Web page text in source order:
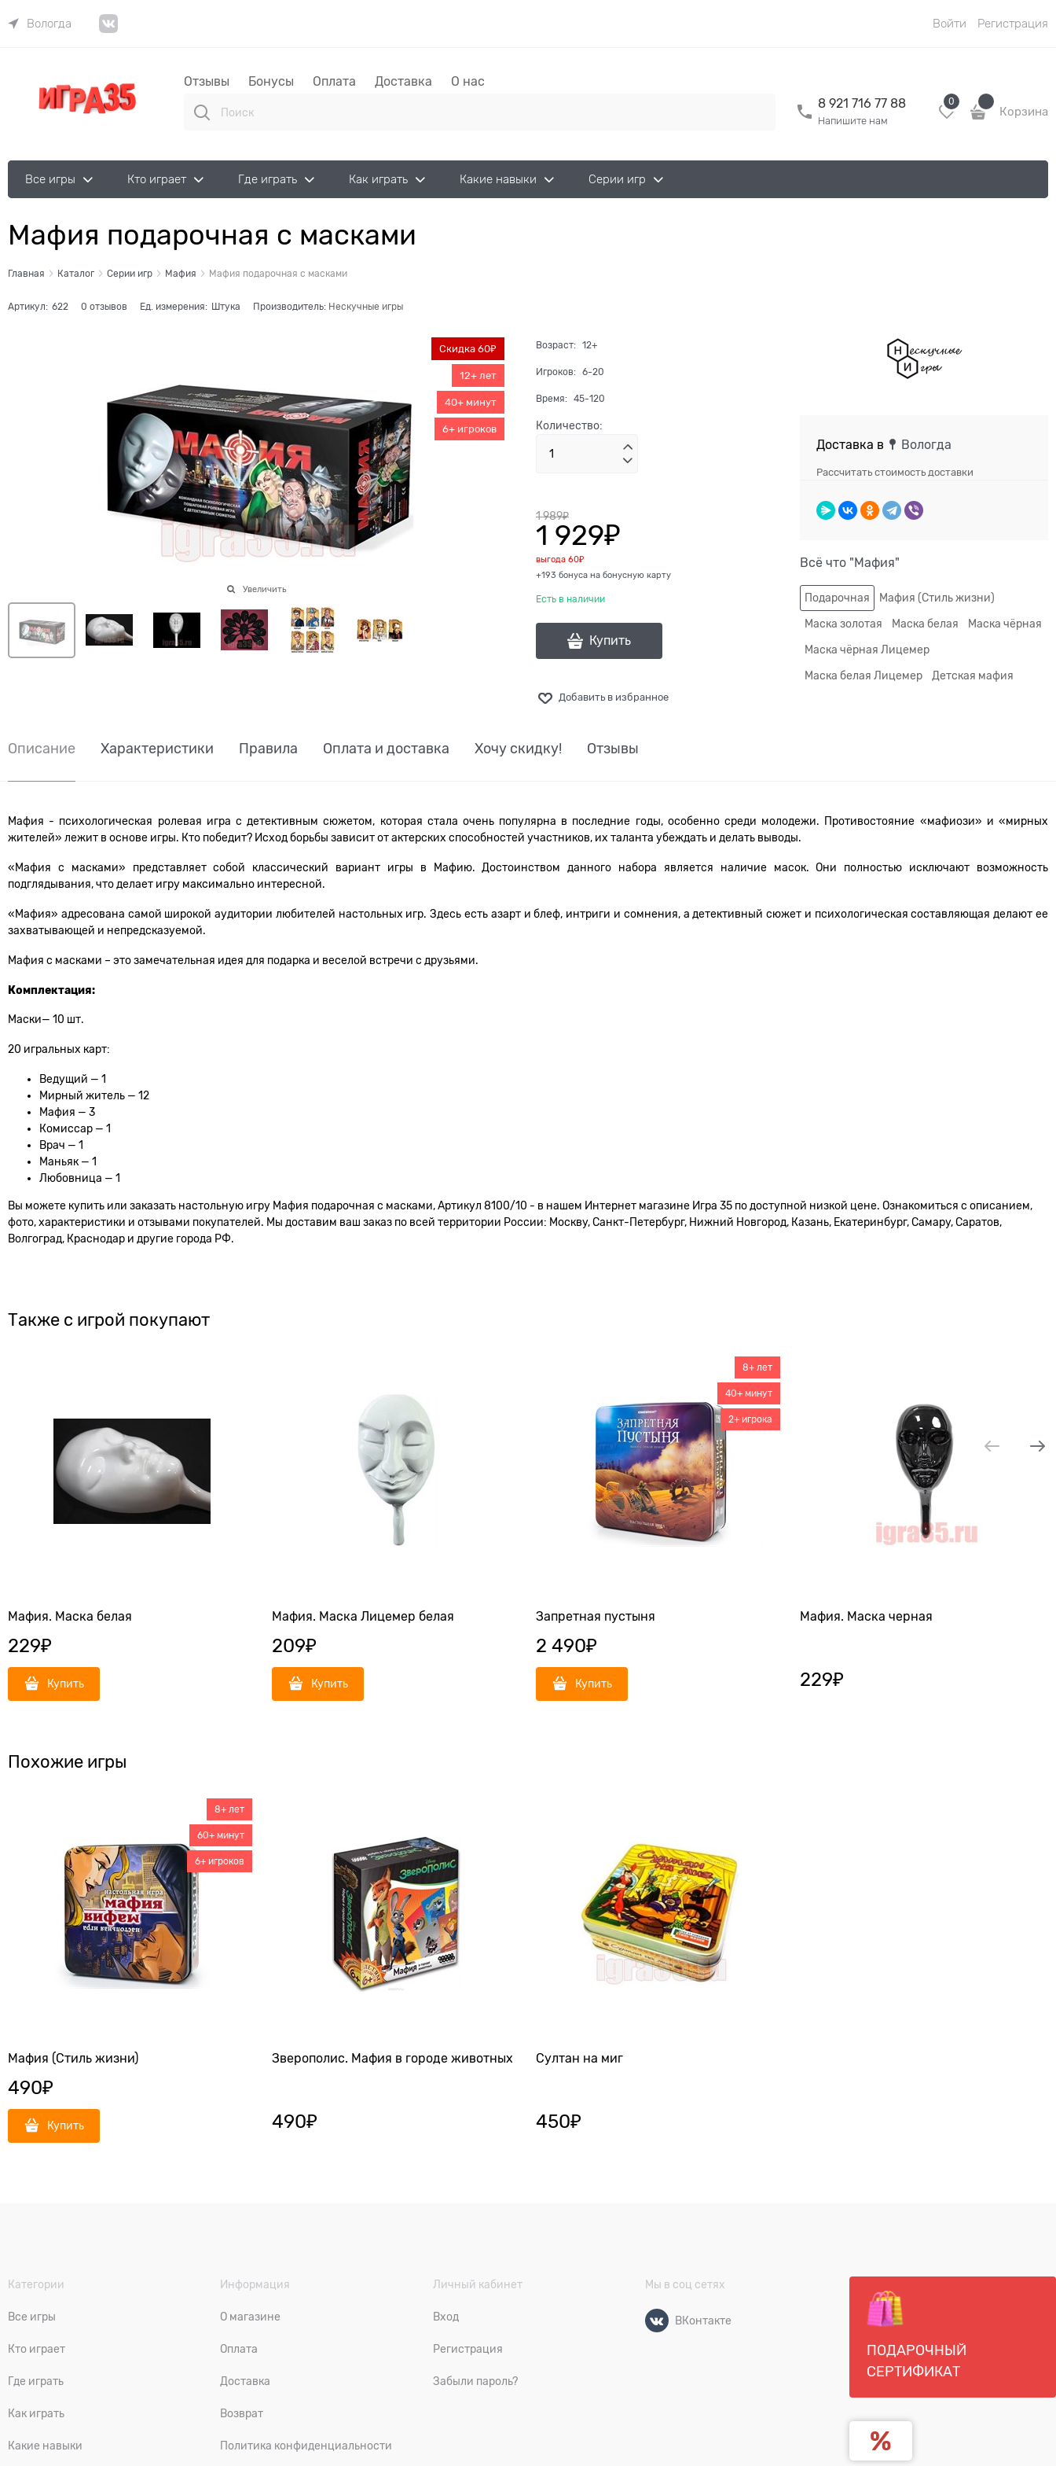
Вологда Войти Регистрация
Отзывы Бонусы Оплата Доставка
О нас
8 921 716 77 88
Напишите нам
0
Корзина
Все игры Кто играет Где играть Как играть Какие навыки Серии игр
Мафия подарочная с масками
Главная Каталог Серии игр Мафия Мафия подарочная с масками
Артикул: 622 0 отзывов Ед. измерения: Штука Производитель: Нескучные игры
Скидка 60₽
12+ лет
40+ минут
6+ игроков
Увеличить
Возраст: 12+
Игроков: 6-20
Время: 45-120
Количество:
1 989₽
1 929₽
выгода 60₽
+193 бонуса на бонусную карту
Есть в наличии
Купить
Добавить в избранное
Доставка в Вологда
Рассчитать стоимость доставки
Всё что "Мафия"
Подарочная Мафия (Стиль жизни)
Маска золотая Маска белая Маска чёрная
Маска чёрная Лицемер
Маска белая Лицемер Детская мафия
Описание Характеристики Правила Оплата и доставка Хочу скидку! Отзывы
Мафия - психологическая ролевая игра с детективным сюжетом, которая стала очень популярна в последние годы, особенно среди молодежи. Противостояние «мафиози» и «мирных
жителей» лежит в основе игры. Кто победит? Исход борьбы зависит от актерских способностей участников, их таланта убеждать и делать выводы.
«Мафия с масками» представляет собой классический вариант игры в Мафию. Достоинством данного набора является наличие масок. Они полностью исключают возможность
подглядывания, что делает игру максимально интересной.
«Мафия» адресована самой широкой аудитории любителей настольных игр. Здесь есть азарт и блеф, интриги и сомнения, а детективный сюжет и психологическая составляющая делают ее
захватывающей и непредсказуемой.
Мафия с масками – это замечательная идея для подарка и веселой встречи с друзьями.
Комплектация:
Маски— 10 шт.
20 игральных карт:
Ведущий — 1
Мирный житель — 12
Мафия — 3
Комиссар — 1
Врач — 1
Маньяк — 1
Любовница — 1
Вы можете купить или заказать настольную игру Мафия подарочная с масками, Артикул 8100/10 - в нашем Интернет магазине Игра 35 по доступной низкой цене. Ознакомиться с описанием,
фото, характеристики и отзывами покупателей. Мы доставим ваш заказ по всей территории России: Москву, Санкт-Петербург, Нижний Новгород, Казань, Екатеринбург, Самару, Саратов,
Волгоград, Краснодар и другие города РФ.
Также с игрой покупают
Мафия. Маска белая
229₽
Купить
Мафия. Маска Лицемер белая
209₽
Купить
Запретная пустыня
8+ лет
40+ минут
2+ игрока
2 490₽
Купить
Мафия. Маска черная
229₽
Похожие игры
Мафия (Стиль жизни)
8+ лет
60+ минут
6+ игроков
490₽
Купить
Зверополис. Мафия в городе животных
490₽
Султан на миг
450₽
Категории
Все игры
Кто играет
Где играть
Как играть
Какие навыки
Информация
О магазине
Оплата
Доставка
Возврат
Политика конфиденциальности
Личный кабинет
Вход
Регистрация
Забыли пароль?
Мы в соц сетях
ВКонтакте
ПОДАРОЧНЫЙ
СЕРТИФИКАТ